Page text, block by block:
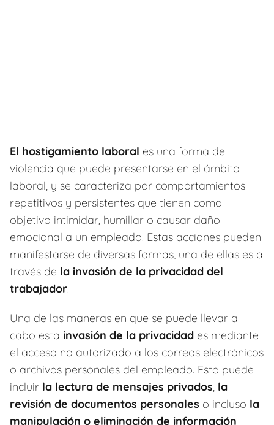
El hostigamiento laboral es una forma de
violencia que puede presentarse en el ámbito
laboral, y se caracteriza por comportamientos
repetitivos y persistentes que tienen como
objetivo intimidar, humillar o causar daño
emocional a un empleado. Estas acciones pueden
manifestarse de diversas formas, una de ellas es a
través de la invasión de la privacidad del
trabajador.
Una de las maneras en que se puede llevar a
cabo esta invasión de la privacidad es mediante
el acceso no autorizado a los correos electrónicos
o archivos personales del empleado. Esto puede
incluir la lectura de mensajes privados, la
revisión de documentos personales o incluso la
manipulación o eliminación de información